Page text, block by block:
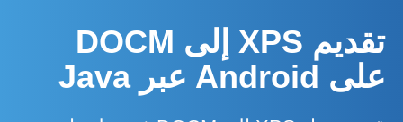
تقديم XPS إلى DOCM
على Android عبر Java